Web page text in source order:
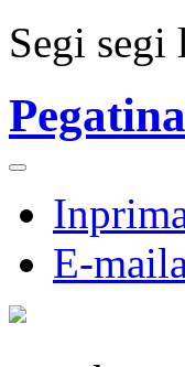
Segi segi
E-